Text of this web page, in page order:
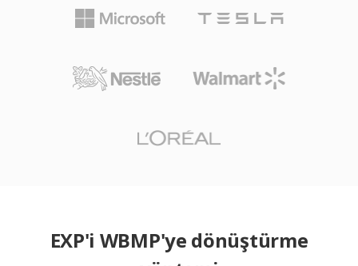
EXP'i WBMP'ye dönüştürme